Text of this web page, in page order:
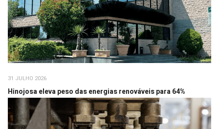
31 JULHO 2026
Hinojosa eleva peso das energias renováveis para 64%